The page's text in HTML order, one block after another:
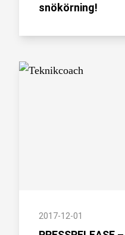
snökörning!
2017-12-01